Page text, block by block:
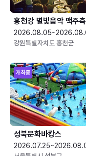
홍천강 별빛음악 맥주축
강원특별자치도 홍천군
개최중
성북문화바캉스